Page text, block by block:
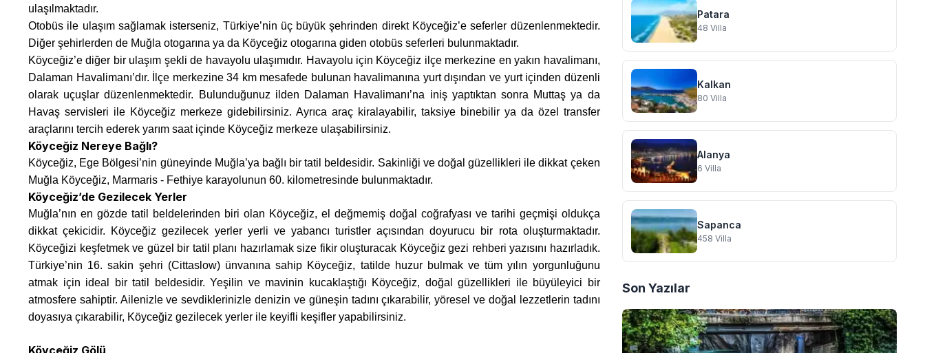
ulaşılmaktadır.
Otobüs ile ulaşım sağlamak isterseniz, Türkiye’nin üç büyük şehrinden direkt Köyceğiz’e seferler düzenlenmektedir.
Diğer şehirlerden de Muğla otogarına ya da Köyceğiz otogarına giden otobüs seferleri bulunmaktadır.
Köyceğiz’e diğer bir ulaşım şekli de havayolu ulaşımıdır. Havayolu için Köyceğiz ilçe merkezine en yakın havalimanı,
Dalaman Havalimanı’dır. İlçe merkezine 34 km mesafede bulunan havalimanına yurt dışından ve yurt içinden düzenli
olarak uçuşlar düzenlenmektedir. Bulunduğunuz ilden Dalaman Havalimanı’na iniş yaptıktan sonra Muttaş ya da
Havaş servisleri ile Köyceğiz merkeze gidebilirsiniz. Ayrıca araç kiralayabilir, taksiye binebilir ya da özel transfer
araçlarını tercih ederek yarım saat içinde Köyceğiz merkeze ulaşabilirsiniz.
Köyceğiz Nereye Bağlı?
Köyceğiz, Ege Bölgesi’nin güneyinde Muğla’ya bağlı bir tatil beldesidir. Sakinliği ve doğal güzellikleri ile dikkat çeken
Muğla Köyceğiz, Marmaris - Fethiye karayolunun 60. kilometresinde bulunmaktadır.
Köyceğiz’de Gezilecek Yerler
Muğla’nın en gözde tatil beldelerinden biri olan Köyceğiz, el değmemiş doğal coğrafyası ve tarihi geçmişi oldukça
dikkat çekicidir. Köyceğiz gezilecek yerler yerli ve yabancı turistler açısından doyurucu bir rota oluşturmaktadır.
Köyceğizi keşfetmek ve güzel bir tatil planı hazırlamak size fikir oluşturacak Köyceğiz gezi rehberi yazısını hazırladık.
Türkiye’nin 16. sakin şehri (Cittaslow) ünvanına sahip Köyceğiz, tatilde huzur bulmak ve tüm yılın yorgunluğunu
atmak için ideal bir tatil beldesidir. Yeşilin ve mavinin kucaklaştığı Köyceğiz, doğal güzellikleri ile büyüleyici bir
atmosfere sahiptir. Ailenizle ve sevdiklerinizle denizin ve güneşin tadını çıkarabilir, yöresel ve doğal lezzetlerin tadını
doyasıya çıkarabilir, Köyceğiz gezilecek yerler ile keyifli keşifler yapabilirsiniz.
Köyceğiz Gölü
Patara
48 Villa
Kalkan
80 Villa
Alanya
6 Villa
Sapanca
458 Villa
Son Yazılar